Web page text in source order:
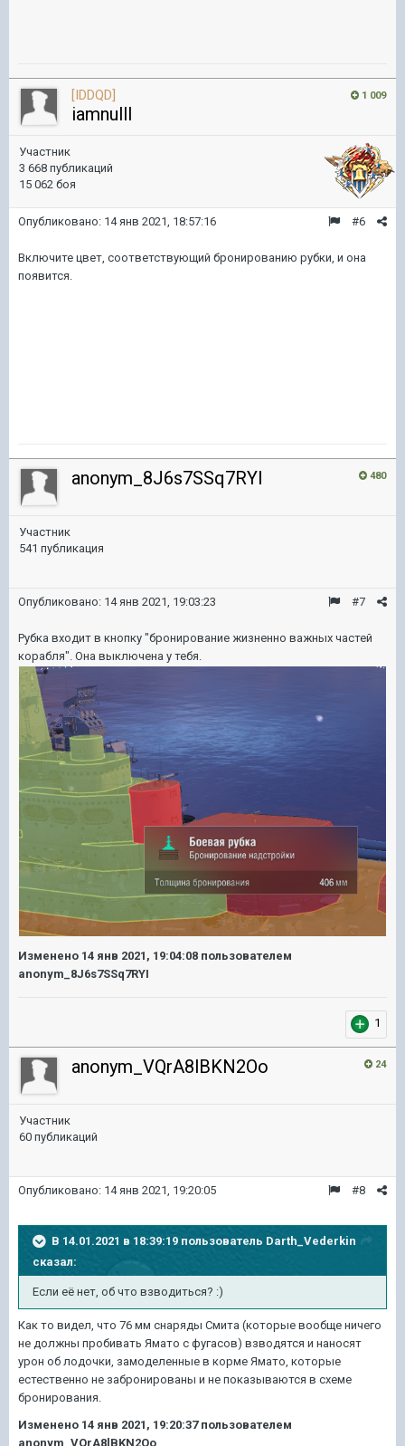
1 009
[IDDQD]
iamnulll
Участник
3 668 публикаций
15 062 боя
#6
Опубликовано: 14 янв 2021, 18:57:16
Включите цвет, соответствующий бронированию рубки, и она
появится.
480
anonym_8J6s7SSq7RYI
Участник
541 публикация
#7
Опубликовано: 14 янв 2021, 19:03:23
Рубка входит в кнопку "бронирование жизненно важных частей
корабля". Она выключена у тебя.
Изменено 14 янв 2021, 19:04:08 пользователем
anonym_8J6s7SSq7RYI
1
24
anonym_VQrA8lBKN2Oo
Участник
60 публикаций
#8
Опубликовано: 14 янв 2021, 19:20:05
В 14.01.2021 в 18:39:19 пользователь Darth_Vederkin
сказал:
Если её нет, об что взводиться? :)
Как то видел, что 76 мм снаряды Смита (которые вообще ничего
не должны пробивать Ямато с фугасов) взводятся и наносят
урон об лодочки, замоделенные в корме Ямато, которые
естественно не забронированы и не показываются в схеме
бронирования.
Изменено 14 янв 2021, 19:20:37пользователем
anonym_VQrA8lBKN2Oo